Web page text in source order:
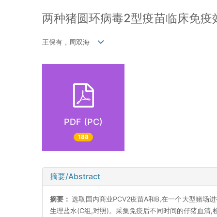
两种猪圆环病毒2型疫苗临床免疫
王保有，周双海
PDF (PC)
188
摘要/Abstract
摘要：选取国内商业PCV2疫苗A和B,在一个大型猪场
生理盐水(C组,对照)。采集免疫后不同时间的仔猪血清